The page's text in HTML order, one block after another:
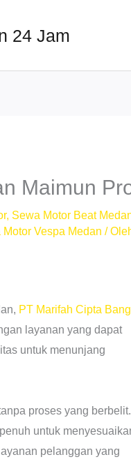
24 Jam
Maimun
, Sewa Motor Beat
Motor Vespa Medan /
PT Marifah Cipta
layanan yang dapat
untuk menunjang
proses yang berbelit.
untuk
pelanggan yang